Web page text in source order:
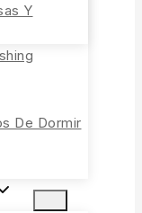
Y
De Dormir